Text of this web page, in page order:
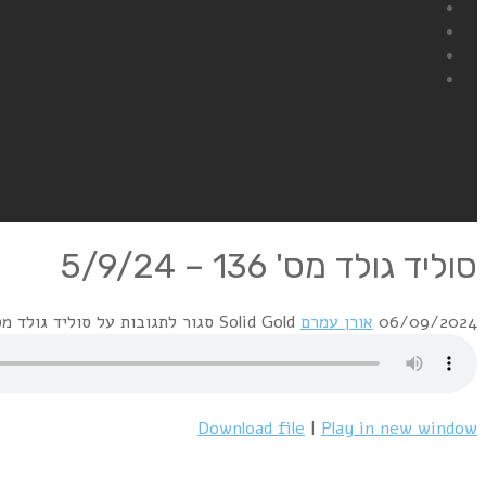
סוליד גולד מס' 136 – 5/9/24
06/09/2024 אורן עמרם Solid Gold סגור לתגובות על סוליד גולד מס' 136 –
Download file | Play in new window